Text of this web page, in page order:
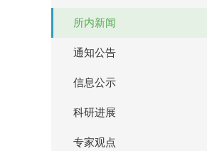
所内新闻
通知公告
信息公示
科研进展
专家观点